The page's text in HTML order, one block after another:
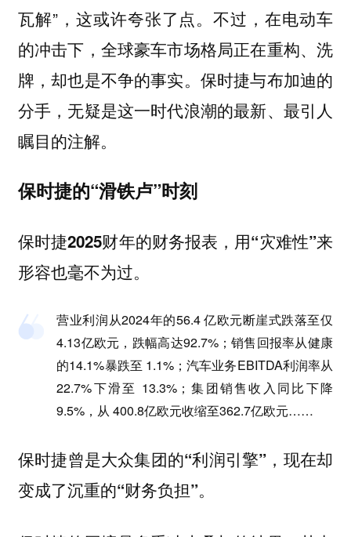
瓦解”，这或许夸张了点。不过，在电动车
的冲击下，全球豪车市场格局正在重构、洗
牌，却也是不争的事实。保时捷与布加迪的
分手，无疑是这一时代浪潮的最新、最引人
瞩目的注解。
保时捷的“滑铁卢”时刻
保时捷2025财年的财务报表，用“灾难性”来
形容也毫不为过。
营业利润从2024年的56.4 亿欧元断崖式跌落至仅
4.13亿欧元，跌幅高达92.7%；销售回报率从健康
的14.1%暴跌至 1.1%；汽车业务EBITDA利润率从
22.7%下滑至 13.3%；集团销售收入同比下降
9.5%，从 400.8亿欧元收缩至362.7亿欧元……
保时捷曾是大众集团的“利润引擎”，现在却
变成了沉重的“财务负担”。